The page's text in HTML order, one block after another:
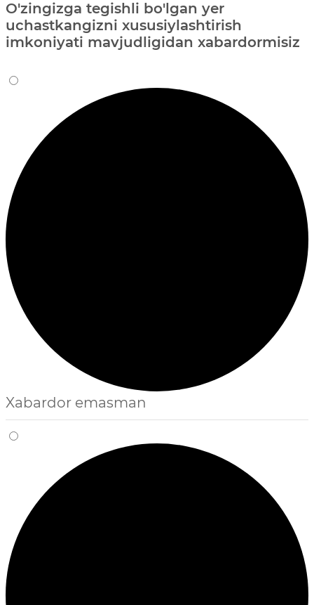
O'zingizga tegishli bo'lgan yer
uchastkangizni xususiylashtirish
imkoniyati mavjudligidan xabardormisiz
Xabardor emasman